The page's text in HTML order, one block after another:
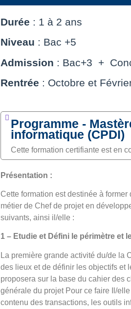
Durée : 1 à 2 ans
Niveau : Bac +5
Admission : Bac+3 +
Rentrée : Octobre et
Programme -
informatique (CPDI)
Cette formation certifiante est en
Présentation :
Cette formation est destinée à
métier de Chef de projet en
suivants, ainsi il/elle :
1 – Etudie et Défini le périmètre et
La première grande activité du/de la
des lieux et de définir les objectifs et
proposera sur la base du cahier des
générale du projet Pour ce faire Il/
contenu des transactions, les outils